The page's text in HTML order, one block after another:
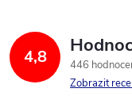
4,8
446
Zobrazit